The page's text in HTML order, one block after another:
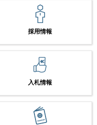
採用情報
入札情報